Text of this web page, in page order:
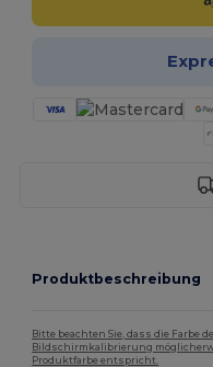
Produktbeschreibung
Bitte beachten Sie, dass die Farbe
Bildschirmkalibrierung
Produktfarbe entspricht.